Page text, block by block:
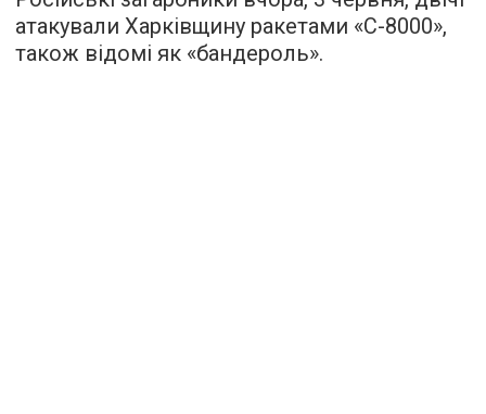
атакували Харківщину ракетами «С-8000»,
також відомі як «бандероль».